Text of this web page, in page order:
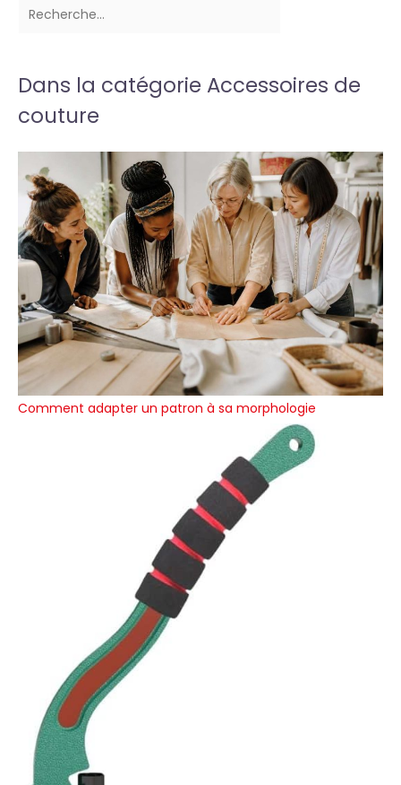
Dans la catégorie Accessoires de
couture
Comment adapter un patron à sa morphologie